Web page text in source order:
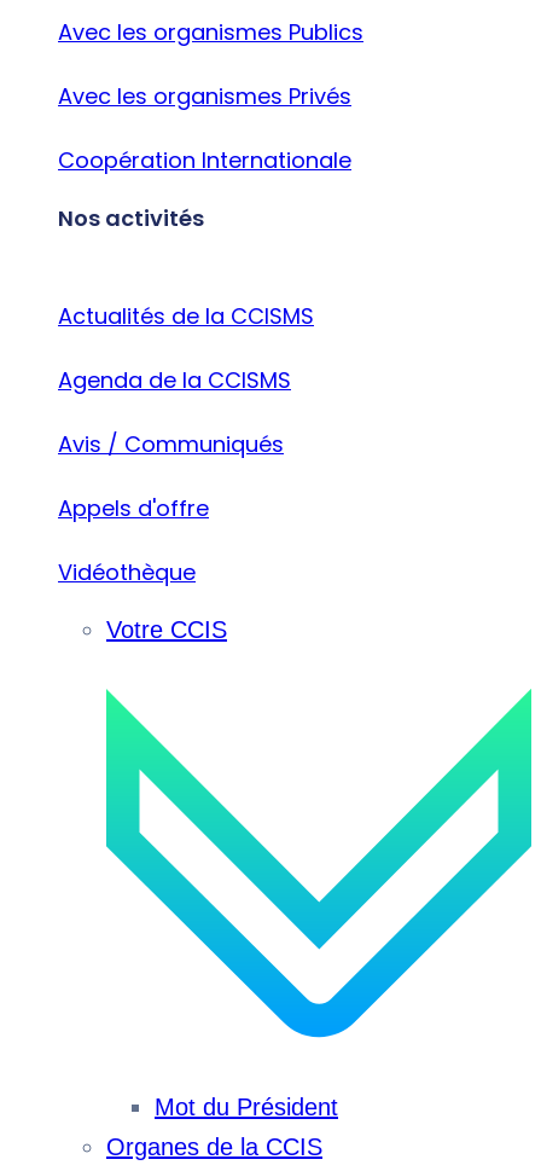
Avec les organismes Publics
Avec les organismes Privés
Coopération Internationale
Nos activités
Actualités de la CCISMS
Agenda de la CCISMS
Avis / Communiqués
Appels d'offre
Vidéothèque
Votre CCIS
Mot du Président
Organes de la CCIS